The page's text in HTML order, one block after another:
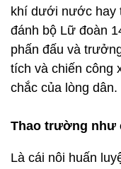
khí dưới nước hay
đánh bộ Lữ đoàn
phấn đấu và
tích và chiến công
chắc của lòng dân.
Thao trường như
Là cái nôi huấn